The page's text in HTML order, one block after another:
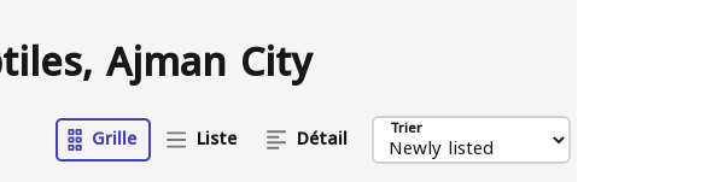
Ajman City
Grille Liste Détail Trier